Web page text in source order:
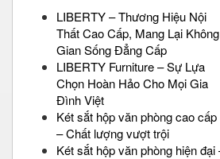
LIBERTY – Thương Hiệu Nội
Thất Cao Cấp, Mang Lại Không
Gian Sống Đẳng Cấp
LIBERTY Furniture – Sự Lựa
Chọn Hoàn Hảo Cho Mọi Gia
Đình Việt
Két sắt hộp văn phòng cao cấp
– Chất lượng vượt trội
Két sắt hộp văn phòng hiện đại